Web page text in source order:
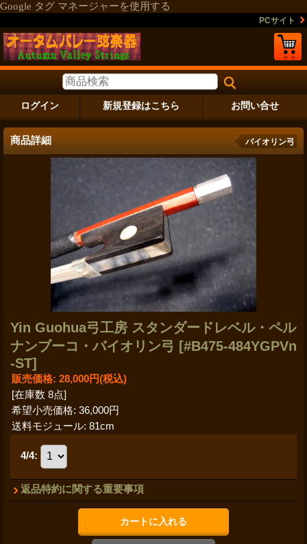
Google タグ マネージャーを使用する
PCサイト
ログイン 新規登録はこちら お問い合せ
商品詳細 バイオリン弓
Yin Guohua弓工房 スタンダードレベル・ペル
ナンブーコ・バイオリン弓 [#B475-484YGPVn
-ST]
販売価格: 28,000円(税込)
[在庫数 8点]
希望小売価格: 36,000円
送料モジュール: 81cm
4/4:
返品特約に関する重要事項